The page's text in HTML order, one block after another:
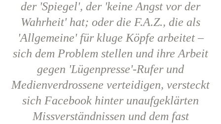
der 'Spiegel', der 'keine Angst vor der
Wahrheit' hat; oder die F.A.Z., die als
'Allgemeine' für kluge Köpfe arbeitet –
sich dem Problem stellen und ihre Arbeit
gegen 'Lügenpresse'-Rufer und
Medienverdrossene verteidigen, versteckt
sich Facebook hinter unaufgeklärten
Missverständnissen und dem fast